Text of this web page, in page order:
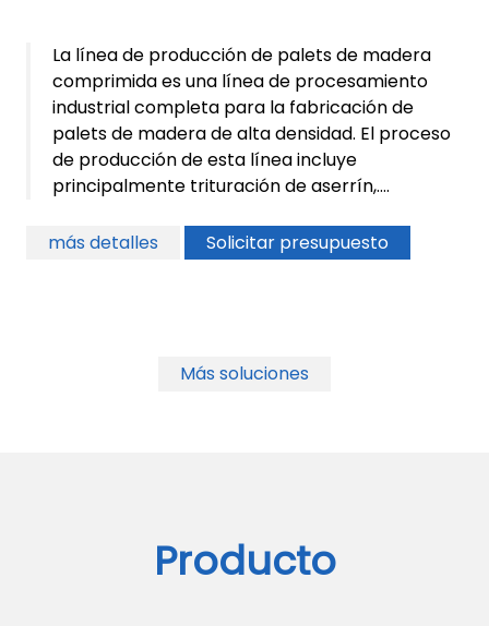
La línea de producción de palets de madera
comprimida es una línea de procesamiento
industrial completa para la fabricación de
palets de madera de alta densidad. El proceso
de producción de esta línea incluye
principalmente trituración de aserrín,....
más detalles Solicitar presupuesto
Más soluciones
Producto